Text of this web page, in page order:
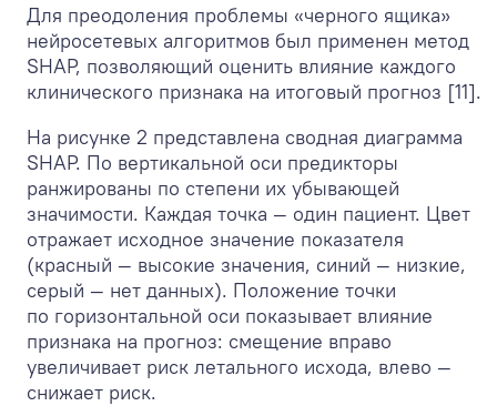
Для преодоления проблемы «черного ящика»
нейросетевых алгоритмов был применен метод
SHAP, позволяющий оценить влияние каждого
клинического признака на итоговый прогноз [11].
На рисунке 2 представлена сводная диаграмма
SHAP. По вертикальной оси предикторы
ранжированы по степени их убывающей
значимости. Каждая точка — один пациент. Цвет
отражает исходное значение показателя
(красный — высокие значения, синий — низкие,
серый — нет данных). Положение точки
по горизонтальной оси показывает влияние
признака на прогноз: смещение вправо
увеличивает риск летального исхода, влево —
снижает риск.